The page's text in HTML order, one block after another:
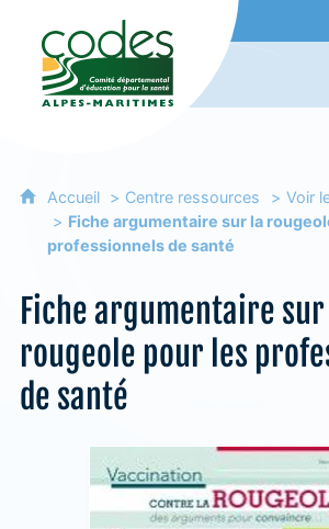
CoDES 06 - Comité
Accueil Centre ressources Voir
Fiche argumentaire sur la
professionnels de santé
Fiche argumentaire
rougeole pour les
de santé